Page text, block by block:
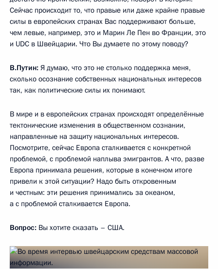
Сейчас происходит то, что правые или даже крайне правые
силы в европейских странах Вас поддерживают больше,
чем левые, например, это и Марин Ле Пен во Франции, это
и UDC в Швейцарии. Что Вы думаете по этому поводу?
В.Путин: Я думаю, что это не столько поддержка меня,
сколько осознание собственных национальных интересов
так, как политические силы их понимают.
В мире и в европейских странах происходят определённые
тектонические изменения в общественном сознании,
направленные на защиту национальных интересов.
Посмотрите, сейчас Европа сталкивается с конкретной
проблемой, с проблемой наплыва эмигрантов. А что, разве
Европа принимала решения, которые в конечном итоге
привели к этой ситуации? Надо быть откровенным
и честным: эти решения принимались за океаном,
а с проблемой сталкивается Европа.
Вопрос: Вы хотите сказать – США.